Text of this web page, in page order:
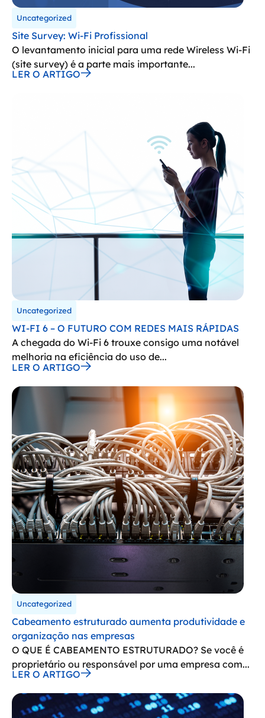
Uncategorized
Site Survey: Wi-Fi Profissional
O levantamento inicial para uma rede Wireless Wi-Fi
(site survey) é a parte mais importante...
LER O ARTIGO
Uncategorized
WI-FI 6 – O FUTURO COM REDES MAIS RÁPIDAS
A chegada do Wi-Fi 6 trouxe consigo uma notável
melhoria na eficiência do uso de...
LER O ARTIGO
Uncategorized
Cabeamento estruturado aumenta produtividade e
organização nas empresas
O QUE É CABEAMENTO ESTRUTURADO? Se você é
proprietário ou responsável por uma empresa com...
LER O ARTIGO